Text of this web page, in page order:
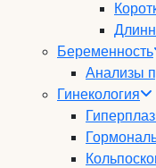
Беременность
Анализы
Гинекология